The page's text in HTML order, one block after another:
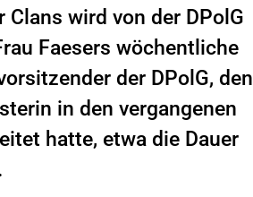
wird von der DPolG
Faesers wöchentliche
der DPolG, den
in den vergangenen
hatte, etwa die Dauer